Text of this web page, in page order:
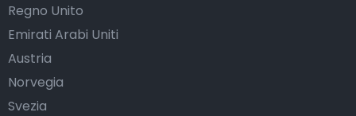
Regno Unito
Emirati Arabi Uniti
Austria
Norvegia
Svezia